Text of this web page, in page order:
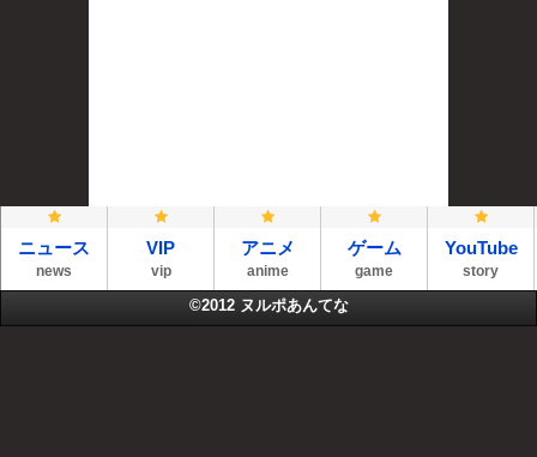
ニュース
news
VIP
vip
アニメ
anime
ゲーム
game
YouTube
story
©2012 ヌルポあんてな